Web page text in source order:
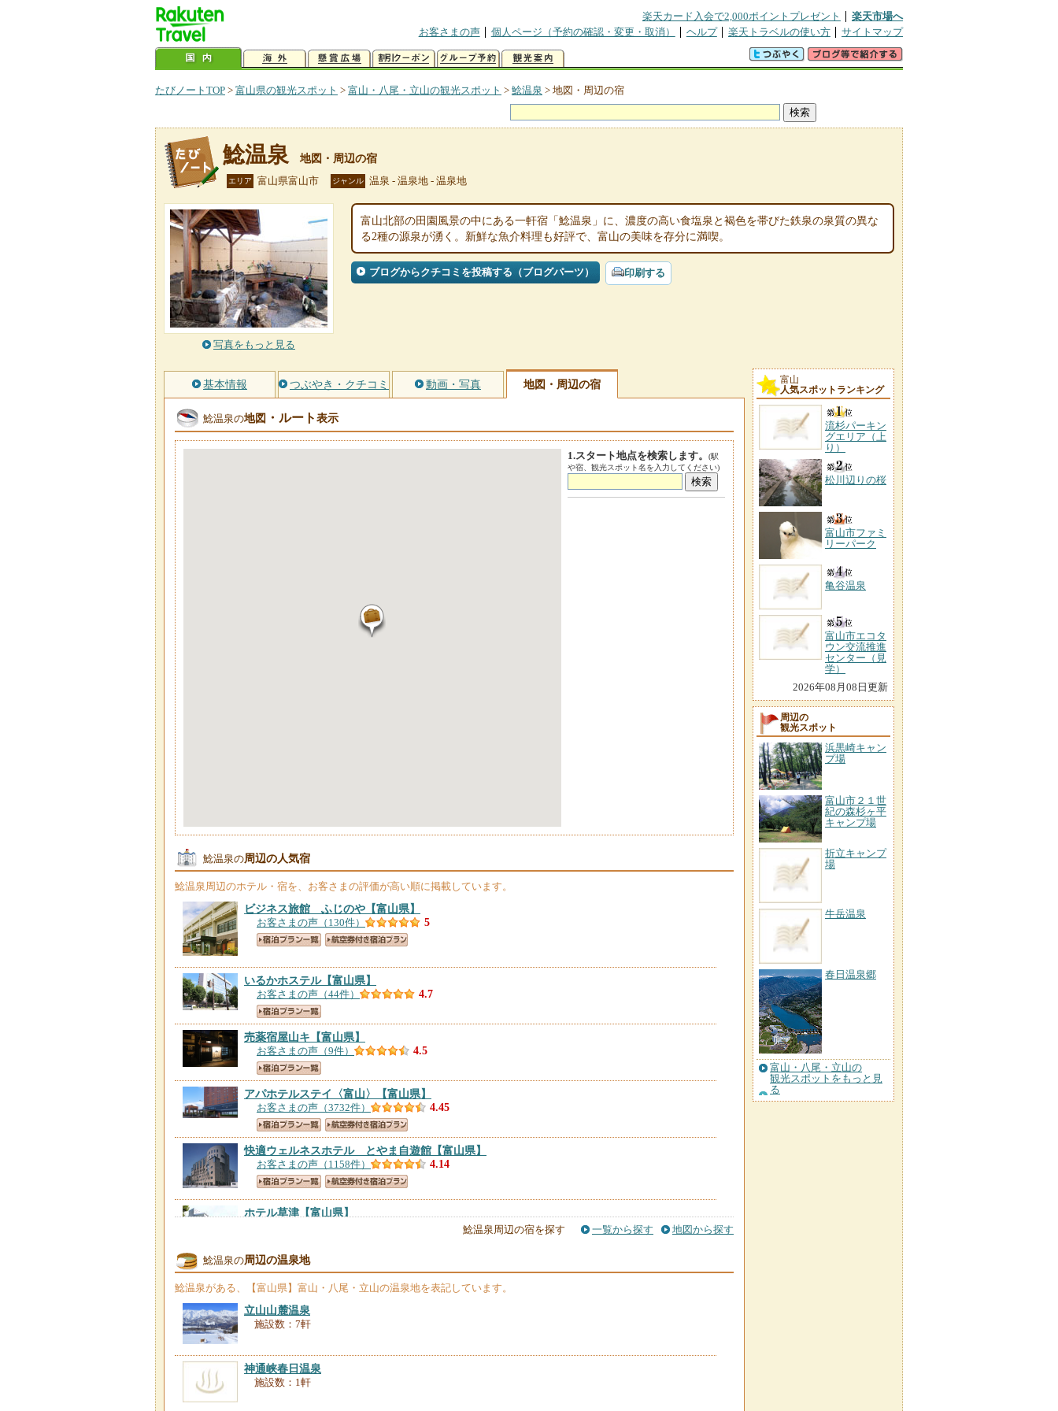
楽天カード入会で2,000ポイントプレゼント
楽天市場へ
お客さまの声
個人ページ（予約の確認・変更・取消） ヘルプ 楽天トラベルの使い方 サイトマップ
たびノートTOP > 富山県の観光スポット > 富山・八尾・立山の観光スポット > 鯰温泉 > 地図・周辺の宿
鯰温泉 地図・周辺の宿
エリア 富山県富山市 ジャンル 温泉 - 温泉地 - 温泉地
写真をもっと見る
富山北部の田園風景の中にある一軒宿「鯰温泉」に、濃度の高い食塩泉と褐色を帯びた鉄泉の泉質の異な
る2種の源泉が湧く。新鮮な魚介料理も好評で、富山の美味を存分に満喫。
ブログからクチコミを投稿する（ブログパーツ） 印刷する
基本情報 つぶやき・クチコミ 動画・写真 地図・周辺の宿
鯰温泉の地図 ・ルート表示
1.スタート地点を検索します。
(駅
や宿、観光スポット名を入力してください)
鯰温泉の周辺の人気宿
鯰温泉周辺のホテル・宿を、お客さまの評価が高い順に掲載しています。
ビジネス旅館 ふじのや 【富山県】
お客さまの声（130件） 5
いるかホステル【富山県】
お客さまの声（44件） 4.7
売薬宿屋山キ 【富山県】
お客さまの声（9件） 4.5
アパホテルステイ〈富山〉 【富山県】
お客さまの声（3732件） 4.45
快適ウェルネスホテル とやま自遊館 【富山県】
お客さまの声（1158件） 4.14
ホテル草津 【富山県】
ビジネス旅館 日章【富山県】
お客さまの声（16件）
鯰温泉【富山県】
ゲストハウス犬島 ／民泊
鯰温泉周辺の宿を探す 一覧から探す 地図から探す
鯰温泉の周辺の温泉地
鯰温泉がある、【富山県】富山・八尾・立山の温泉地を表記しています。
立山山麓温泉
施設数：7軒
神通峡春日温泉
施設数：1軒
富山
人気スポットランキング
流杉パーキン
グエリア（上
り）
松川辺りの桜
富山市ファミ
リーパーク
亀谷温泉
富山市エコタ
ウン交流推進
センター（見
学）
2026年08月08日更新
周辺の
観光スポット
浜黒崎キャン
プ場
富山市２１世
紀の森杉ヶ平
キャンプ場
折立キャンプ
場
牛岳温泉
春日温泉郷
富山・八尾・立山の
観光スポットをもっと見
る